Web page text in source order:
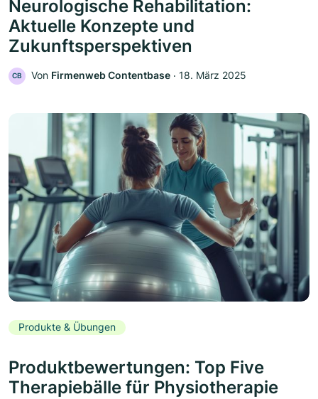
Neurologische Rehabilitation:
Aktuelle Konzepte und
Zukunftsperspektiven
CB Von Firmenweb Contentbase ‧ 18. März 2025
Produkte & Übungen
Produktbewertungen: Top Five
Therapiebälle für Physiotherapie